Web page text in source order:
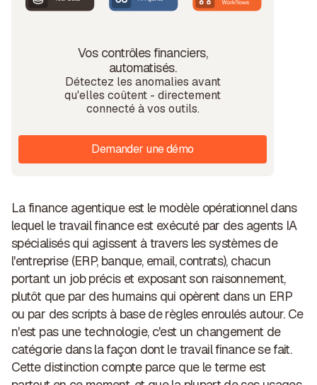
Vos contrôles financiers,
automatisés.
Détectez les anomalies avant
qu'elles coûtent - directement
connecté à vos outils.
Demander une démo
La finance agentique est le modèle opérationnel dans
lequel le travail finance est exécuté par des agents IA
spécialisés qui agissent à travers les systèmes de
l'entreprise (ERP, banque, email, contrats), chacun
portant un job précis et exposant son raisonnement,
plutôt que par des humains qui opèrent dans un ERP
ou par des scripts à base de règles enroulés autour. Ce
n'est pas une technologie, c'est un changement de
catégorie dans la façon dont le travail finance se fait.
Cette distinction compte parce que le terme est